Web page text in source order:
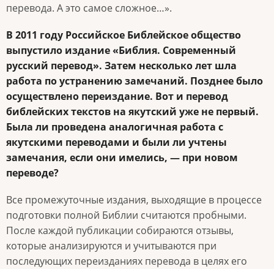
перевода. А это самое сложное…».
В 2011 году Российское Библейское общество
выпустило издание «Библия. Современный
русский перевод». Затем несколько лет шла
работа по устранению замечаний. Позднее было
осуществлено переиздание. Вот и перевод
библейских текстов на якутский уже не первый.
Была ли проведена аналогичная работа с
якутскими переводами и были ли учтены
замечания, если они имелись, — при новом
переводе?
Все промежуточные издания, выходящие в процессе
подготовки полной Библии считаются пробными.
После каждой публикации собираются отзывы,
которые анализируются и учитываются при
последующих переизданиях перевода в целях его